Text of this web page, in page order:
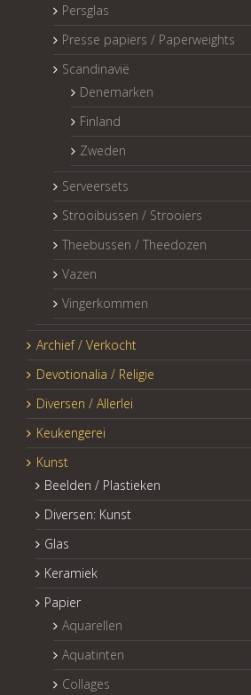
Persglas
Presse papiers / Paperweights
Scandinavië
Denemarken
Finland
Zweden
Serveersets
Strooibussen / Strooiers
Theebussen / Theedozen
Vazen
Vingerkommen
Archief / Verkocht
Devotionalia / Religie
Diversen / Allerlei
Keukengerei
Kunst
Beelden / Plastieken
Diversen: Kunst
Glas
Keramiek
Papier
Aquarellen
Aquatinten
Collages